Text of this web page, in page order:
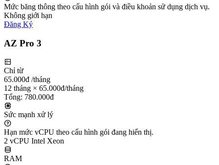
Mức băng thông theo cấu hình gói và điều khoản sử dụng dịch vụ.
Không giới hạn
Đăng Ký
AZ Pro 3
Chỉ từ
65.000đ /tháng
12 tháng × 65.000đ/tháng
Tổng: 780.000đ
Sức mạnh xử lý
Hạn mức vCPU theo cấu hình gói đang hiển thị.
2 vCPU Intel Xeon
RAM